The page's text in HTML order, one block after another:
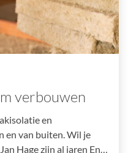
verbouwen
en
en van buiten. Wil je
Hage zijn al jaren En…